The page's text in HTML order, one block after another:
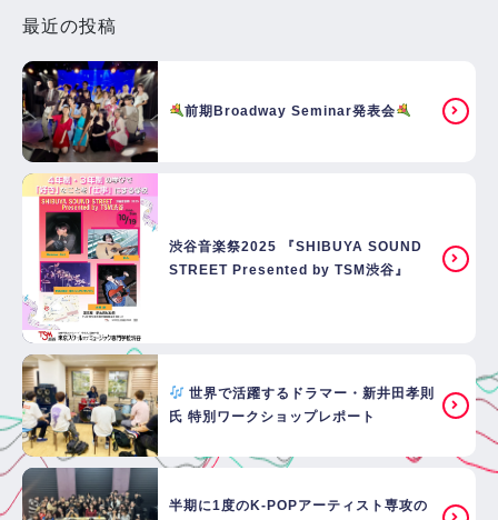
最近の投稿
前期Broadway Seminar発表会
渋谷音楽祭2025 『SHIBUYA SOUND
STREET Presented by TSM渋谷』
世界で活躍するドラマー・新井田孝則
氏 特別ワークショップレポート
半期に1度のK-POPアーティスト専攻の